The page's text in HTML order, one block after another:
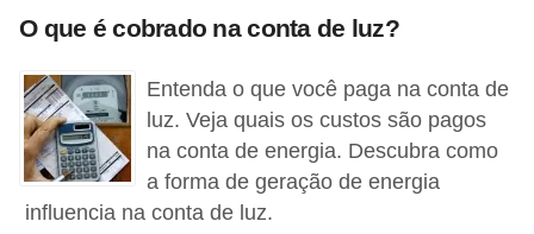
O que é cobrado na conta de luz?
Entenda o que você paga na conta de
luz. Veja quais os custos são pagos
na conta de energia. Descubra como
a forma de geração de energia
influencia na conta de luz.
s
E
l
é
t
r